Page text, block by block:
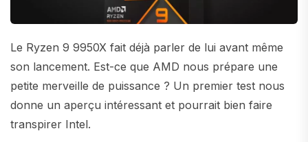
Le Ryzen 9 9950X fait déjà parler de lui avant même
son lancement. Est-ce que AMD nous prépare une
petite merveille de puissance ? Un premier test nous
donne un aperçu intéressant et pourrait bien faire
transpirer Intel.